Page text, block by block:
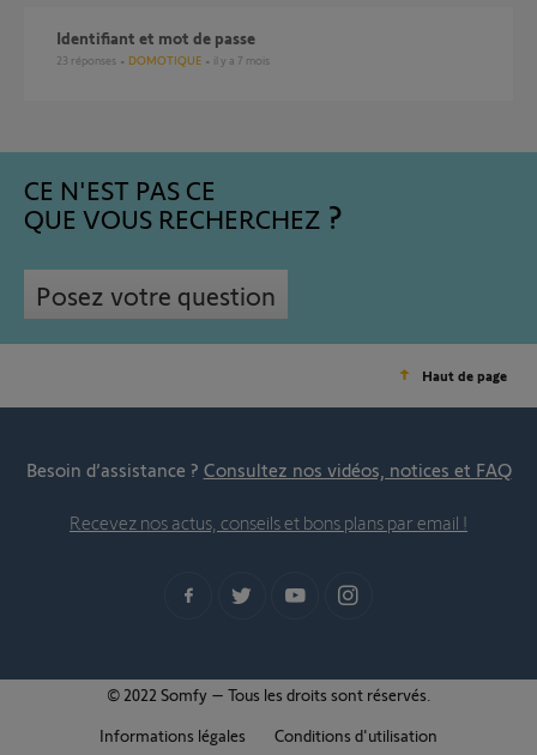
identifiant et mot de passe
23 réponses DOMOTIQUE il y a 7 mois
CE N'EST PAS CE
QUE VOUS RECHERCHEZ
Posez votre question
Haut de page
Besoin d’assistance ? Consultez nos vidéos, notices et FAQ
Recevez nos actus, conseils et bons plans par email !
© 2022 Somfy – Tous les droits sont réservés.
Informations légales
Conditions d'utilisation